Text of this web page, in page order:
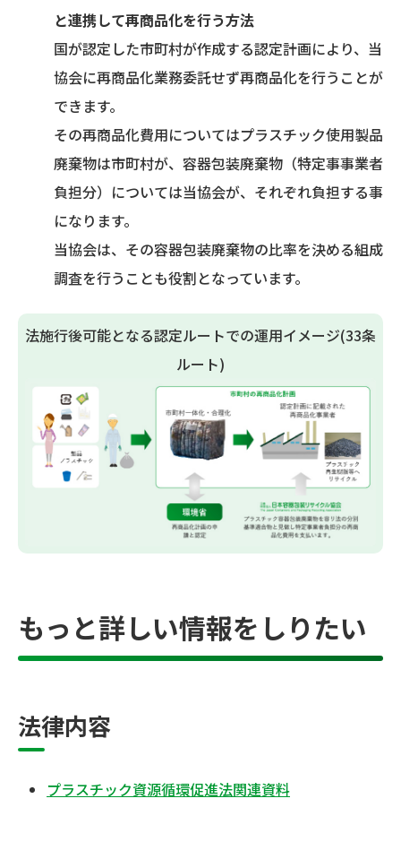
と連携して再商品化を行う方法
国が認定した市町村が作成する認定計画により、当
協会に再商品化業務委託せず再商品化を行うことが
できます。
その再商品化費用についてはプラスチック使用製品
廃棄物は市町村が、容器包装廃棄物（特定事事業者
負担分）については当協会が、それぞれ負担する事
になります。
当協会は、その容器包装廃棄物の比率を決める組成
調査を行うことも役割となっています。
法施行後可能となる認定ルートでの運用イメージ(33条
ルート)
もっと詳しい情報をしりたい
法律内容
プラスチック資源循環促進法関連資料